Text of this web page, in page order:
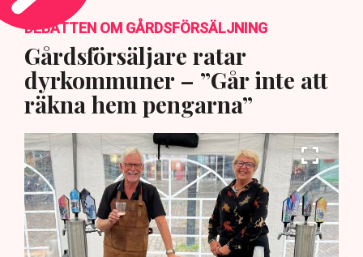
DEBATTEN OM GÅRDSFÖRSÄLJNING
Gårdsförsäljare ratar
dyrkommuner – ”Går inte att
räkna hem pengarna”